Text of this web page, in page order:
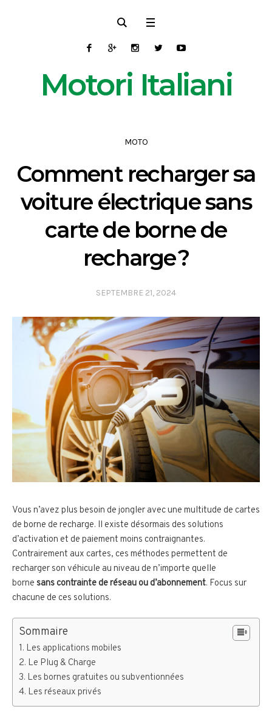
Motori Italiani
MOTO
Comment recharger sa
voiture électrique sans
carte de borne de
recharge ?
SEPTEMBRE 21, 2024
Vous n’avez plus besoin de jongler avec une multitude de cartes
de borne de recharge. Il existe désormais des solutions
d’activation et de paiement moins contraignantes.
Contrairement aux cartes, ces méthodes permettent de
recharger son véhicule au niveau de n’importe quelle
borne sans contrainte de réseau ou d’abonnement. Focus sur
chacune de ces solutions.
Sommaire
Les applications mobiles
Le Plug & Charge
Les bornes gratuites ou subventionnées
Les réseaux privés